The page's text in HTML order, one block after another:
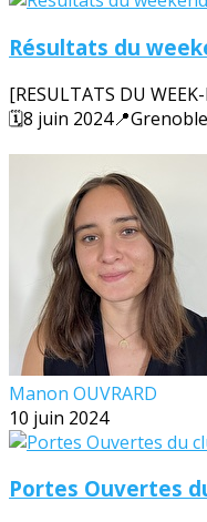
Résultats du
[RESULTATS DU
🗓️8 juin
Manon OUVRARD
10 juin 2024
Portes Ouvertes